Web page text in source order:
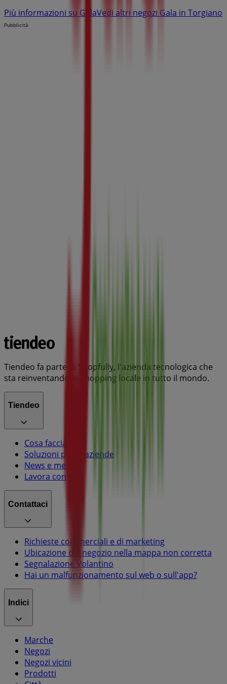
Più informazioni su GalaVedi altri negozi Gala in Torgiano
Pubblicità
Tiendeo fa parte di Shopfully, l'azienda tecnologica che
sta reinventando lo shopping locale in tutto il mondo.
Tiendeo
Cosa facciamo
Soluzioni per le aziende
News e media
Lavora con noi
Contattaci
Richieste commerciali e di marketing
Ubicazione del negozio nella mappa non corretta
Segnalazione Volantino
Hai un malfunzionamento sul web o sull'app?
Indici
Marche
Negozi
Negozi vicini
Prodotti